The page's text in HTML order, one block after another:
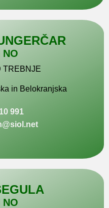
NO
TREBNJE
in Belokranjska
991
NO